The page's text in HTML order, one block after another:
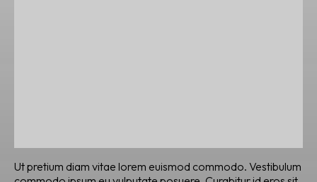
Ut pretium diam vitae lorem euismod commodo. Vestibulum